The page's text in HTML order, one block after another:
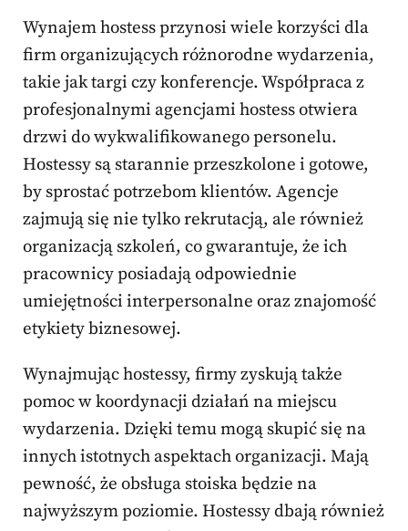
Wynajem hostess przynosi wiele korzyści dla
firm organizujących różnorodne wydarzenia,
takie jak targi czy konferencje. Współpraca z
profesjonalnymi agencjami hostess otwiera
drzwi do wykwalifikowanego personelu.
Hostessy są starannie przeszkolone i gotowe,
by sprostać potrzebom klientów. Agencje
zajmują się nie tylko rekrutacją, ale również
organizacją szkoleń, co gwarantuje, że ich
pracownicy posiadają odpowiednie
umiejętności interpersonalne oraz znajomość
etykiety biznesowej.
Wynajmując hostessy, firmy zyskują także
pomoc w koordynacji działań na miejscu
wydarzenia. Dzięki temu mogą skupić się na
innych istotnych aspektach organizacji. Mają
pewność, że obsługa stoiska będzie na
najwyższym poziomie. Hostessy dbają również